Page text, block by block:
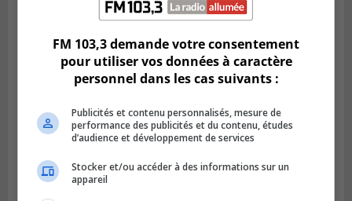
Publié le 28 juillet 2026 à 07h44
financier pour poursuivre sa mission
FM 103,3 demande votre consentement
pour utiliser vos données à caractère
personnel dans les cas suivants :
Publicités et contenu personnalisés, mesure de
performance des publicités et du contenu, études
d’audience et développement de services
Stocker et/ou accéder à des informations sur un
appareil